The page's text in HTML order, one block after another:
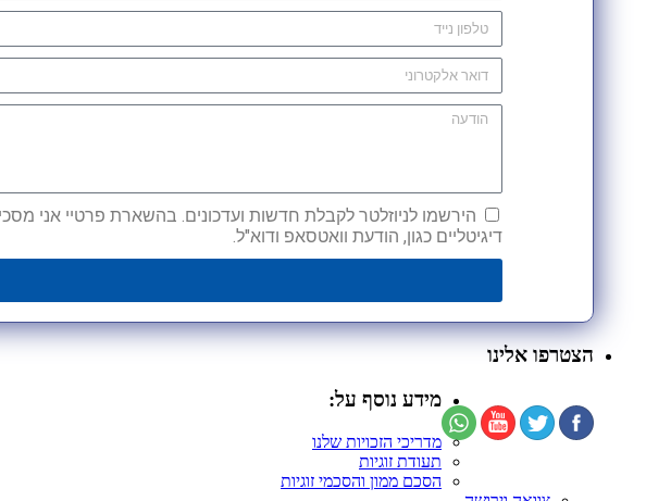
הירשמו לניוזלטר לקבלת חדשות ועדכונים. בהשארת פרטיי אני
דיגיטליים כגון, הודעת וואטסאפ ודוא"ל.
הצטרפו אלינו
מידע נוסף על:
מדריכי הזכויות שלנו
תעודת זוגיות
הסכם ממון והסכמי זוגיות